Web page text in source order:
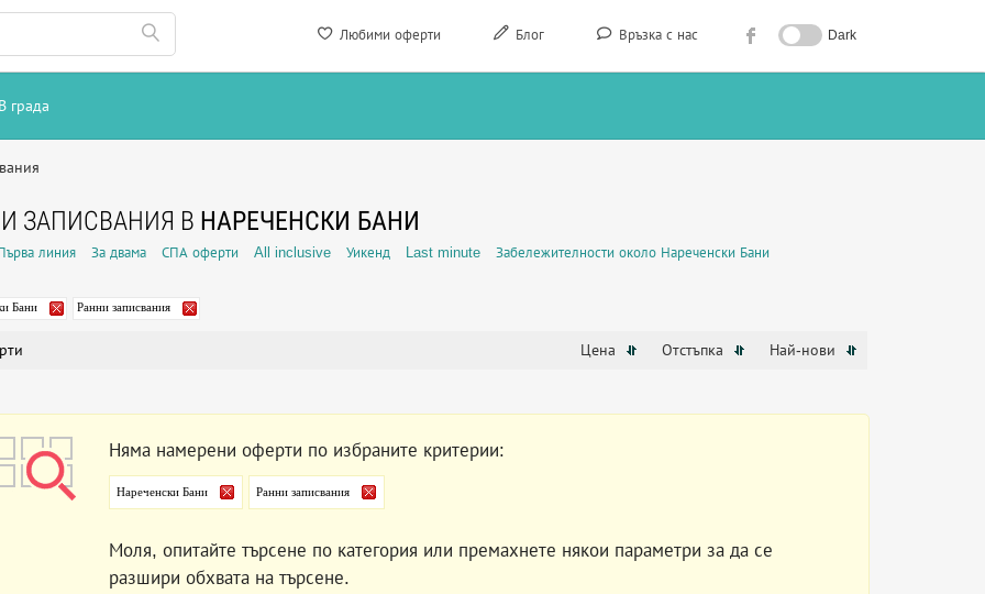
Любими оферти Блог Връзка с нас Dark
В града
ЗАПИСВАНИЯ В НАРЕЧЕНСКИ БАНИ
линия За двама СПА оферти All inclusive Уикенд Last minute Забележителности около Нареченски Бани
Бани Ранни записвания
Цена Отстъпка Най-нови
Няма намерени оферти по избраните критерии:
Нареченски Бани Ранни записвания
Моля, опитайте търсене по категория или премахнете някои параметри за да се
разшири обхвата на търсене.